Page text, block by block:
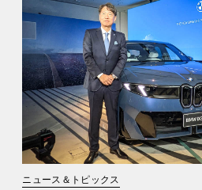
ニュース＆トピックス